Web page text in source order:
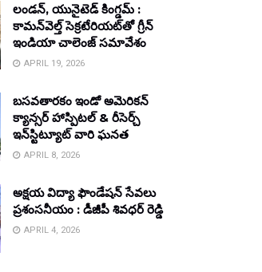
లండన్, యునైటెడ్ కింగ్డమ్ :
కామన్‌వెల్త్ సెక్రటేరియట్‌తో గ్రీన్
ఇండియా చాలెంజ్ సమావేశం
APRIL 19, 2026
బసవతారకం ఇండో అమెరికన్
క్యాన్సర్ హాస్పిటల్ & రీసెర్చ్
ఇన్‌స్టిట్యూట్ వారి ఘనత
APRIL 8, 2026
అక్షయ విద్యా ఫౌండేషన్ సేవలు
ప్రశంసనీయం : డీజీపీ శివధర్ రెడ్డి
APRIL 4, 2026